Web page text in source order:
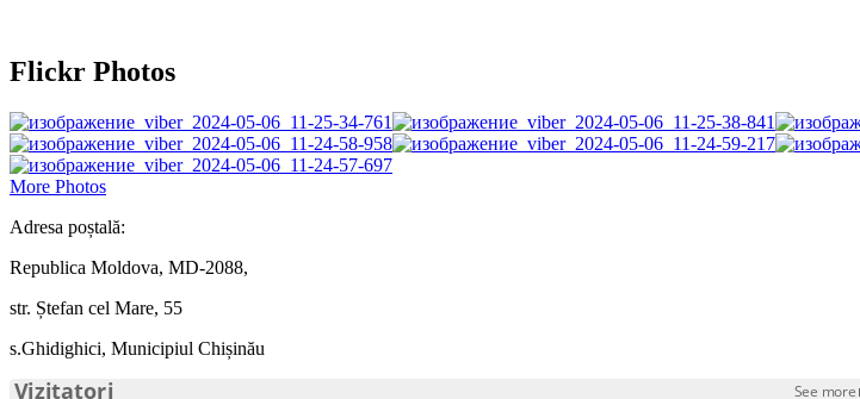
Flickr Photos
More Photos
Adresa poștală:
Republica Moldova, MD-2088,
str. Ștefan cel Mare, 55
s.Ghidighici, Municipiul Chișinău